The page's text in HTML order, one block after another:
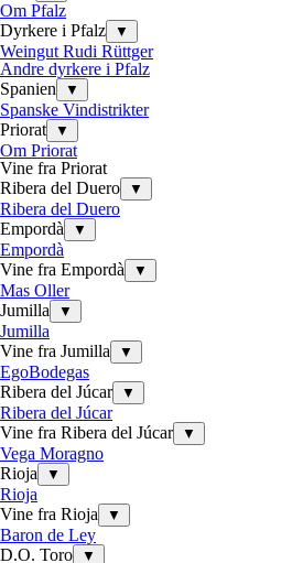
Om Pfalz
Dyrkere i Pfalz
▼
Weingut Rudi Rüttger
Andre dyrkere i Pfalz
Spanien
▼
Spanske Vindistrikter
Priorat
▼
Om Priorat
Vine fra Priorat
Ribera del Duero
▼
Ribera del Duero
Empordà
▼
Empordà
Vine fra Empordà
▼
Mas Oller
Jumilla
▼
Jumilla
Vine fra Jumilla
▼
EgoBodegas
Ribera del Júcar
▼
Ribera del Júcar
Vine fra Ribera del Júcar
▼
Vega Moragno
Rioja
▼
Rioja
Vine fra Rioja
▼
Baron de Ley
D.O. Toro
▼